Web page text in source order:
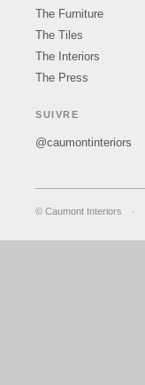
The Furniture
The Tiles
The Interiors
The Press
SUIVRE
@caumontinteriors
© Caumont Interiors ·